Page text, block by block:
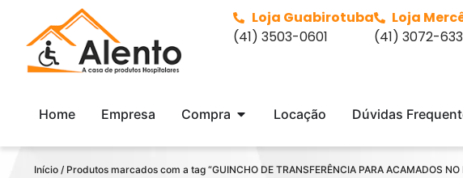
Loja Guabirotuba
(41) 3503-0601
Loja
(41) 3072-
Home Empresa Compra Locação Dúvidas
Início / Produtos marcados com a tag “GUINCHO DE TRANSFERÊNCIA PARA ACAMADOS NO